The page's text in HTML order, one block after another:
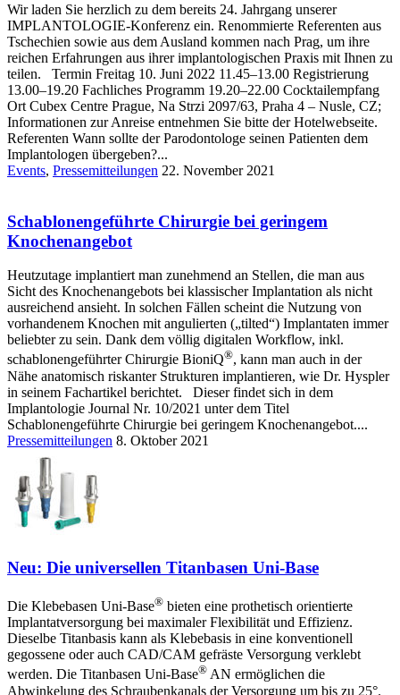
Wir laden Sie herzlich zu dem bereits 24. Jahrgang unserer
IMPLANTOLOGIE-Konferenz ein. Renommierte Referenten aus
Tschechien sowie aus dem Ausland kommen nach Prag, um ihre
reichen Erfahrungen aus ihrer implantologischen Praxis mit Ihnen zu
teilen. Termin Freitag 10. Juni 2022 11.45–13.00 Registrierung
13.00–19.20 Fachliches Programm 19.20–22.00 Cocktailempfang
Ort Cubex Centre Prague, Na Strzi 2097/63, Praha 4 – Nusle, CZ;
Informationen zur Anreise entnehmen Sie bitte der Hotelwebseite.
Referenten Wann sollte der Parodontologe seinen Patienten dem
Implantologen übergeben?...
Events, Pressemitteilungen 22. November 2021
Schablonengeführte Chirurgie bei geringem
Knochenangebot
Heutzutage implantiert man zunehmend an Stellen, die man aus
Sicht des Knochenangebots bei klassischer Implantation als nicht
ausreichend ansieht. In solchen Fällen scheint die Nutzung von
vorhandenem Knochen mit angulierten („tilted“) Implantaten immer
beliebter zu sein. Dank dem völlig digitalen Workflow, inkl.
schablonengeführter Chirurgie BioniQ®, kann man auch in der
Nähe anatomisch riskanter Strukturen implantieren, wie Dr. Hyspler
in seinem Fachartikel berichtet. Dieser findet sich in dem
Implantologie Journal Nr. 10/2021 unter dem Titel
Schablonengeführte Chirurgie bei geringem Knochenangebot....
Pressemitteilungen 8. Oktober 2021
Neu: Die universellen Titanbasen Uni-Base
Die Klebebasen Uni-Base® bieten eine prothetisch orientierte
Implantatversorgung bei maximaler Flexibilität und Effizienz.
Dieselbe Titanbasis kann als Klebebasis in eine konventionell
gegossene oder auch CAD/CAM gefräste Versorgung verklebt
werden. Die Titanbasen Uni-Base® AN ermöglichen die
Abwinkelung des Schraubenkanals der Versorgung um bis zu 25°.